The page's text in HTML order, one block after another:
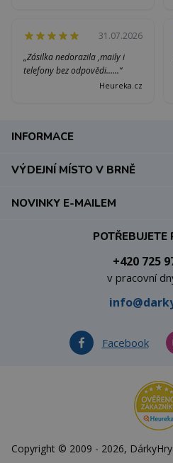
31.07.2026
„Zásilka nedorazila ,maily i
telefony bez odpovědi......“
Heureka.cz
INFORMACE
VÝDEJNÍ MÍSTO V BRNĚ
POTŘEBUJETE
+420 725
v pracovní
Facebook
NOVINKY E-MAILEM
Copyright © 2009 - 2026,